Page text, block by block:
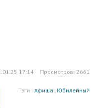
17:14 Просмотров: 2661
Тэги : Афиша Юбилейный